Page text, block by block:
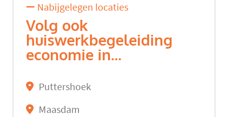
Nabijgelegen locaties
Volg ook
huiswerkbegeleiding
economie in...
Puttershoek
Maasdam